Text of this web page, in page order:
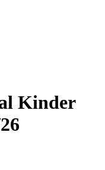
Kinder